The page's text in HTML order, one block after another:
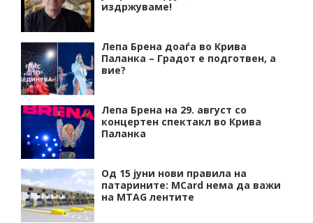
издржуваме!
Лепа Брена доаѓа во Крива
Паланка – Градот е подготвен, а
вие?
Лепа Брена на 29. август со
концертен спектакл во Крива
Паланка
Од 15 јуни нови правила на
патарините: MCard нема да важи
на MTAG лентите